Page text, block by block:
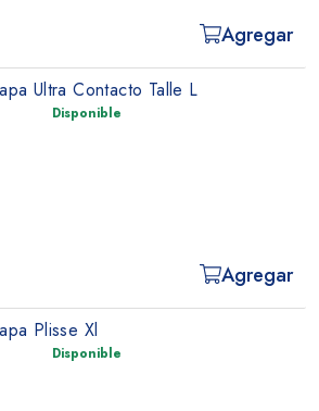
Agregar
Ultra Contacto Talle L
Disponible
Agregar
Plisse Xl
Disponible